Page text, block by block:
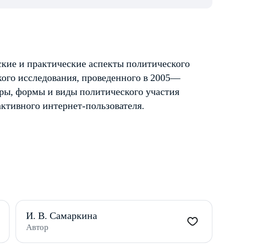
и практические аспекты политического
исследования, проведенного в 2005—
формы и виды политического участия
интернет-пользователя.
И. В. Самаркина
Автор